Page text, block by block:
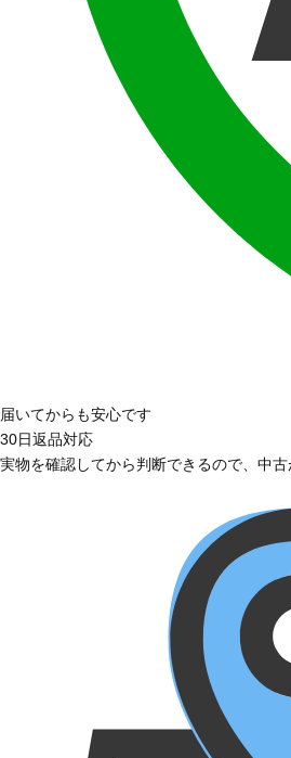
届いてからも安心です
30日返品対応
実物を確認してから判断できるので、中